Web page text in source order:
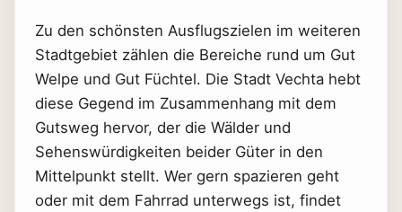
Zu den schönsten Ausflugszielen im weiteren
Stadtgebiet zählen die Bereiche rund um Gut
Welpe und Gut Füchtel. Die Stadt Vechta hebt
diese Gegend im Zusammenhang mit dem
Gutsweg hervor, der die Wälder und
Sehenswürdigkeiten beider Güter in den
Mittelpunkt stellt. Wer gern spazieren geht
oder mit dem Fahrrad unterwegs ist, findet